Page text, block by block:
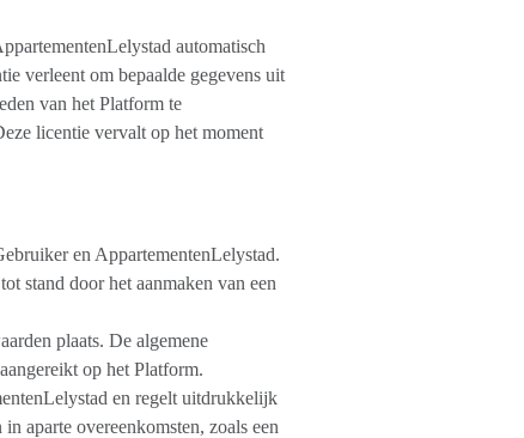
automatisch
verleent om bepaalde gegevens uit
van het Platform te
licentie vervalt op het moment
en AppartementenLelystad.
stand door het aanmaken van een
plaats. De algemene
op het Platform.
en regelt uitdrukkelijk
aparte overeenkomsten, zoals een